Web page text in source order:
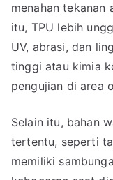
menahan tekanan
itu, TPU lebih
UV, abrasi, dan
tinggi atau kimia
pengujian di area
Selain itu, bahan
tertentu, seperti
memiliki